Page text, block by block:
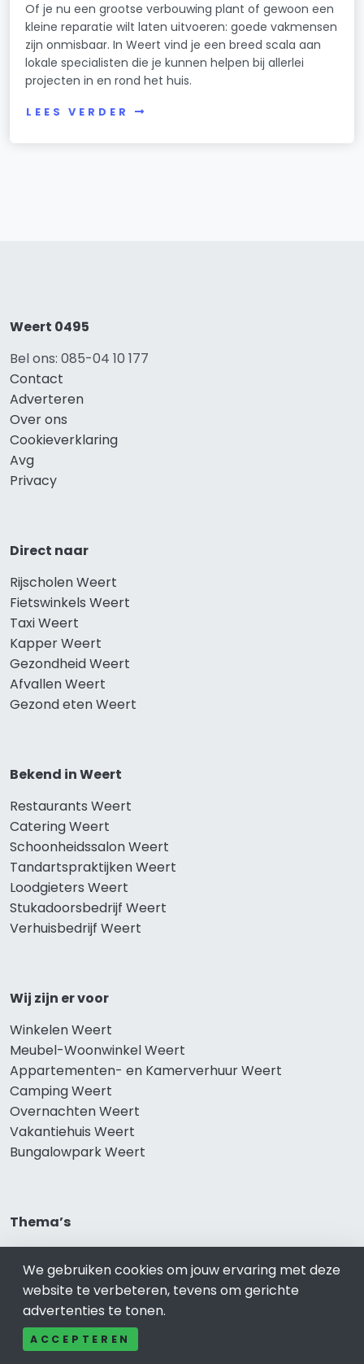
Of je nu een grootse verbouwing plant of gewoon een
kleine reparatie wilt laten uitvoeren: goede vakmensen
zijn onmisbaar. In Weert vind je een breed scala aan
lokale specialisten die je kunnen helpen bij allerlei
projecten in en rond het huis.
LEES VERDER
Weert 0495
Bel ons: 085-04 10 177
Contact
Adverteren
Over ons
Cookieverklaring
Avg
Privacy
Direct naar
Rijscholen Weert
Fietswinkels Weert
Taxi Weert
Kapper Weert
Gezondheid Weert
Afvallen Weert
Gezond eten Weert
Bekend in Weert
Restaurants Weert
Catering Weert
Schoonheidssalon Weert
Tandartspraktijken Weert
Loodgieters Weert
Stukadoorsbedrijf Weert
Verhuisbedrijf Weert
Wij zijn er voor
Winkelen Weert
Meubel-Woonwinkel Weert
Appartementen- en Kamerverhuur Weert
Camping Weert
Overnachten Weert
Vakantiehuis Weert
Bungalowpark Weert
Thema’s
Notarissen Weert
Taxateurs Weert
Schoonmaakbedrijf Weert
Makelaars Weert
We gebruiken cookies om jouw ervaring met deze
website te verbeteren, tevens om gerichte
advertenties te tonen.
ACCEPTEREN